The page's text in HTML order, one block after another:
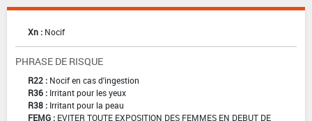
Xn : Nocif
PHRASE DE RISQUE
R22 : Nocif en cas d'ingestion
R36 : Irritant pour les yeux
R38 : Irritant pour la peau
FEMG : EVITER TOUTE EXPOSITION DES FEMMES EN DEBUT DE